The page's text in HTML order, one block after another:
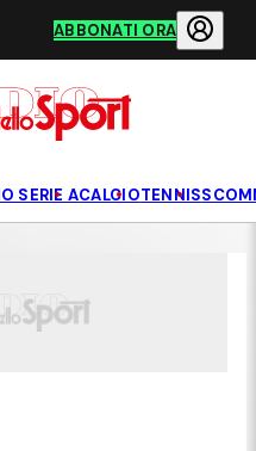
ABBONATI ORA
SERIE ACALCIOTENNIS